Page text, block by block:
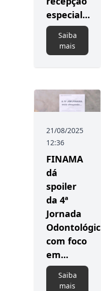
especial...
Saiba
mais
21/08/2025
12:36
FINAMA
dá
spoiler
da 4ª
Jornada
Odontológica
com foco
em...
Saiba
mais